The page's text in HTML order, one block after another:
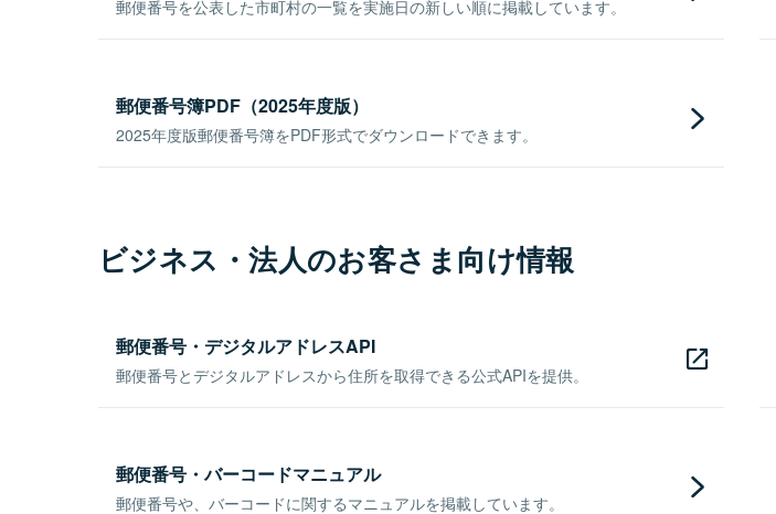
郵便番号を公表した市町村の一覧を実施日の新しい順に掲載しています。
郵便番号簿PDF（2025年度版）
2025年度版郵便番号簿をPDF形式でダウンロードできます。
ビジネス・法人のお客さま向け情報
郵便番号・デジタルアドレスAPI
郵便番号とデジタルアドレスから住所を取得できる公式APIを提供。
郵便番号・バーコードマニュアル
郵便番号や、バーコードに関するマニュアルを掲載しています。